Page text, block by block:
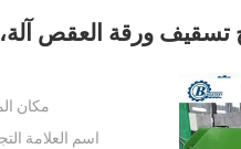
تسقيف ورقة العقص
مكان
اسم العلامة